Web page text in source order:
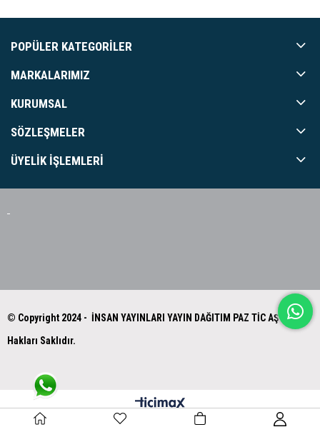
POPÜLER KATEGORILER
MARKALARIMIZ
KURUMSAL
SÖZLEŞMELER
ÜYELIK İŞLEMLERI
© Copyright 2024 - İNSAN YAYINLARI YAYIN DAĞITIM PAZ TİC AŞ Tüm
Hakları Saklıdır.